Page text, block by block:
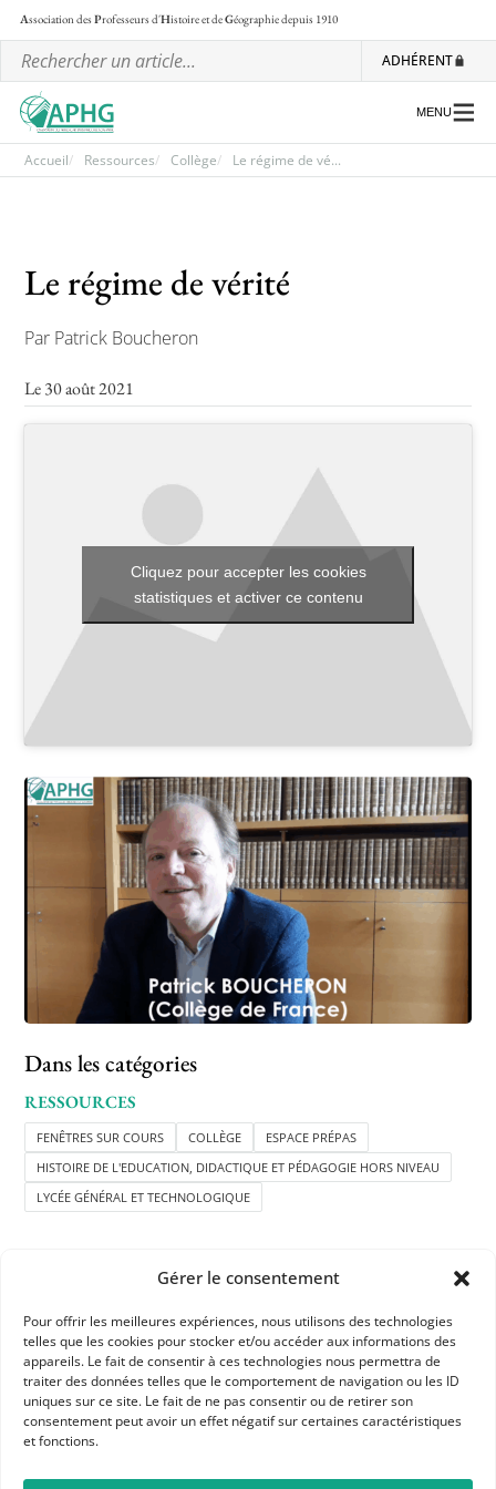
Gérer le consentement
Pour offrir les meilleures expériences, nous utilisons des technologies
telles que les cookies pour stocker et/ou accéder aux informations des
appareils. Le fait de consentir à ces technologies nous permettra de
traiter des données telles que le comportement de navigation ou les ID
uniques sur ce site. Le fait de ne pas consentir ou de retirer son
consentement peut avoir un effet négatif sur certaines caractéristiques
et fonctions.
Association desProfesseurs d'Histoire et deGéographiedepuis 1910
ADHÉRENT
Les régionales
Lettre d’information de l’APHG
Toutes les actualités
Les rendez-vous de l’APHG
Conférences, tables rondes
Critique d’ouvrages publiés
Culture
MENU
Accueil Ressources Collège Le régime de vé...
Le régime de vérité
Par Patrick Boucheron
Le 30 août 2021
Cliquez pour accepter les cookies
statistiques et activer ce contenu
Dans les catégories
RESSOURCES
FENÊTRES SUR COURS COLLÈGE
ESPACE PRÉPAS
HISTOIRE DE L'EDUCATION, DIDACTIQUE ET PÉDAGOGIE HORS NIVEAU
LYCÉE GÉNÉRAL ET TECHNOLOGIQUE
APHG
Association des professeurs d'histoire et géographie
BP 6541 – 75065 Paris Cedex 02